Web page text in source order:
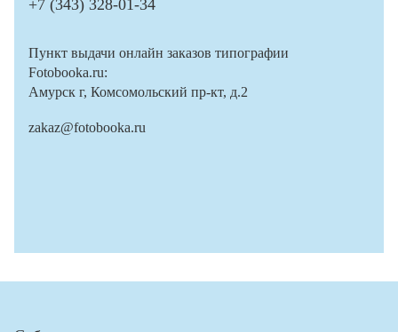
+7 (343) 328-01-34
Пункт выдачи онлайн заказов типографии
Fotobooka.ru:
Амурск г, Комсомольский пр-кт, д.2
zakaz@fotobooka.ru